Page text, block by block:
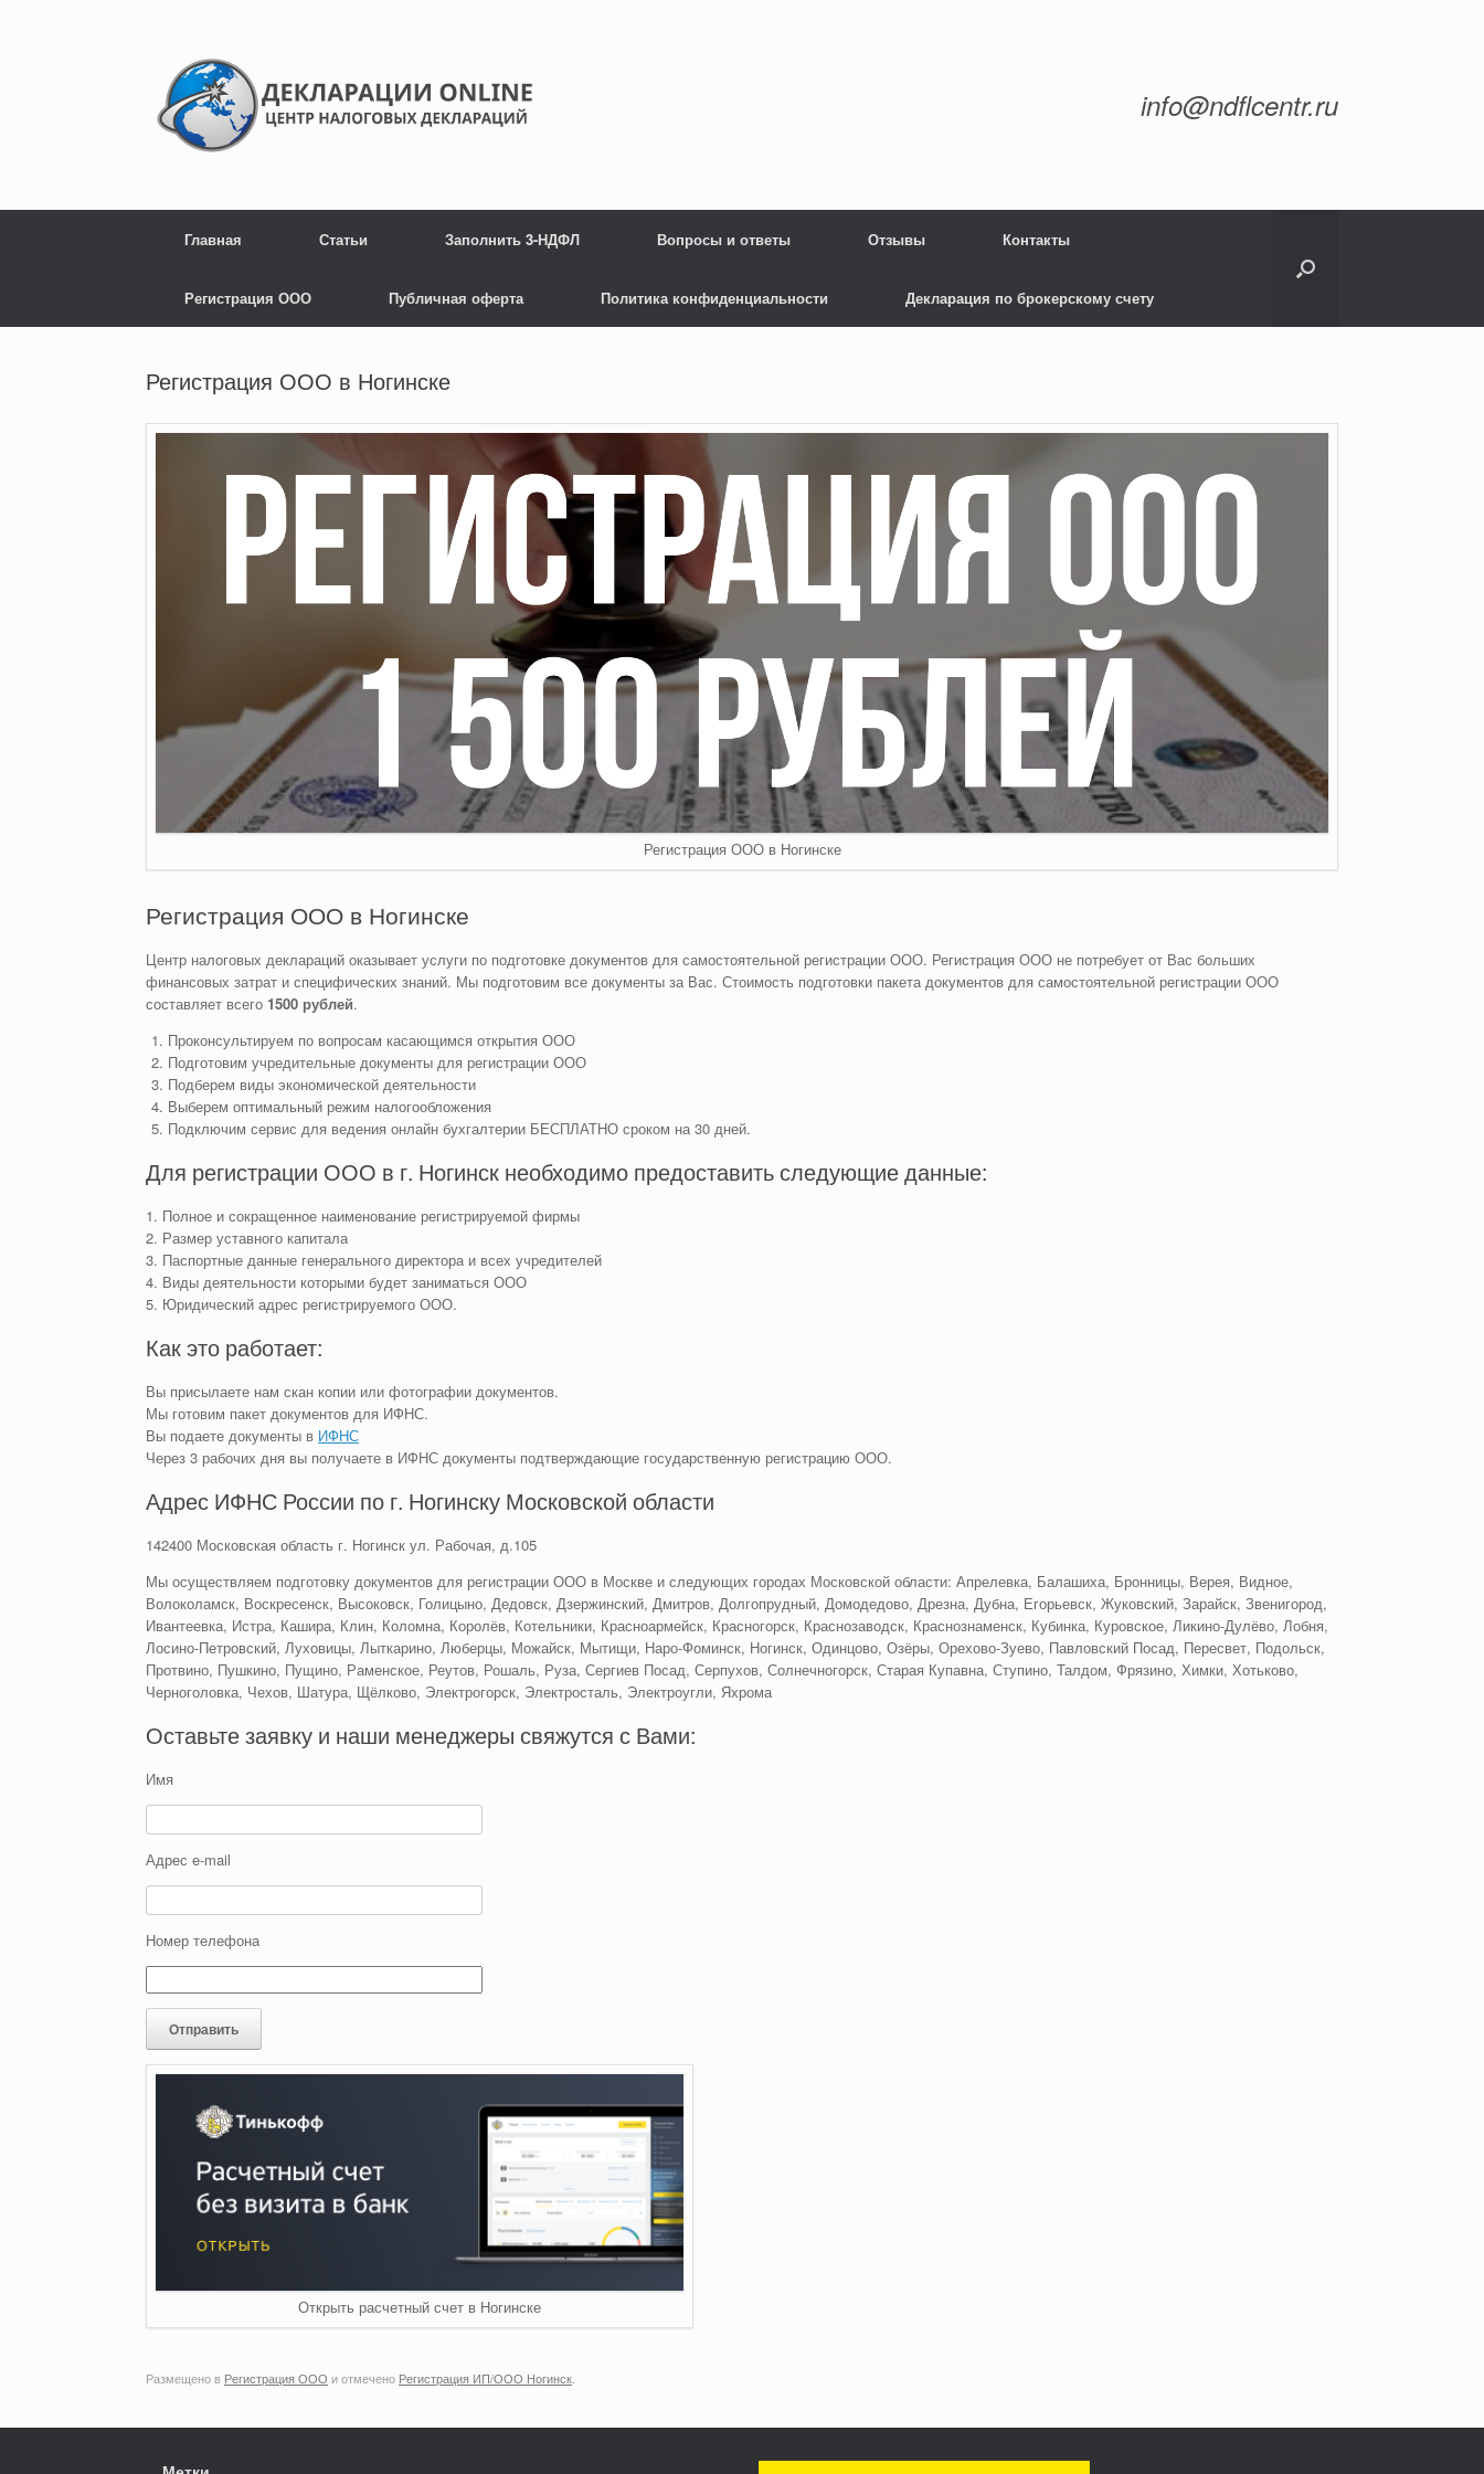
info@ndflcentr.ru
Главная Статьи Заполнить 3-НДФЛ Вопросы и ответы Отзывы Контакты
Регистрация ООО Публичная оферта Политика конфиденциальности Декларация по брокерскому счету
Регистрация ООО в Ногинске
Регистрация ООО в Ногинске
Регистрация ООО в Ногинске
Центр налоговых деклараций оказывает услуги по подготовке документов для самостоятельной регистрации ООО. Регистрация ООО не потребует от Вас больших
финансовых затрат и специфических знаний. Мы подготовим все документы за Вас. Стоимость подготовки пакета документов для самостоятельной регистрации ООО
составляет всего 1500 рублей.
Проконсультируем по вопросам касающимся открытия ООО
Подготовим учредительные документы для регистрации ООО
Подберем виды экономической деятельности
Выберем оптимальный режим налогообложения
Подключим сервис для ведения онлайн бухгалтерии БЕСПЛАТНО сроком на 30 дней.
Для регистрации ООО в г. Ногинск необходимо предоставить следующие данные:
1. Полное и сокращенное наименование регистрируемой фирмы
2. Размер уставного капитала
3. Паспортные данные генерального директора и всех учредителей
4. Виды деятельности которыми будет заниматься ООО
5. Юридический адрес регистрируемого ООО.
Как это работает:
Вы присылаете нам скан копии или фотографии документов.
Мы готовим пакет документов для ИФНС.
Вы подаете документы в ИФНС
Через 3 рабочих дня вы получаете в ИФНС документы подтверждающие государственную регистрацию ООО.
Адрес ИФНС России по г. Ногинску Московской области
142400 Московская область г. Ногинск ул. Рабочая, д.105
Мы осуществляем подготовку документов для регистрации ООО в Москве и следующих городах Московской области: Апрелевка, Балашиха, Бронницы, Верея, Видное,
Волоколамск, Воскресенск, Высоковск, Голицыно, Дедовск, Дзержинский, Дмитров, Долгопрудный, Домодедово, Дрезна, Дубна, Егорьевск, Жуковский, Зарайск, Звенигород,
Ивантеевка, Истра, Кашира, Клин, Коломна, Королёв, Котельники, Красноармейск, Красногорск, Краснозаводск, Краснознаменск, Кубинка, Куровское, Ликино-Дулёво, Лобня,
Лосино-Петровский, Луховицы, Лыткарино, Люберцы, Можайск, Мытищи, Наро-Фоминск, Ногинск, Одинцово, Озёры, Орехово-Зуево, Павловский Посад, Пересвет, Подольск,
Протвино, Пушкино, Пущино, Раменское, Реутов, Рошаль, Руза, Сергиев Посад, Серпухов, Солнечногорск, Старая Купавна, Ступино, Талдом, Фрязино, Химки, Хотьково,
Черноголовка, Чехов, Шатура, Щёлково, Электрогорск, Электросталь, Электроугли, Яхрома
Оставьте заявку и наши менеджеры свяжутся с Вами:
Имя
Адрес e-mail
Номер телефона
Открыть расчетный счет в Ногинске
Размещено в Регистрация ООО и отмечено Регистрация ИП/ООО Ногинск.